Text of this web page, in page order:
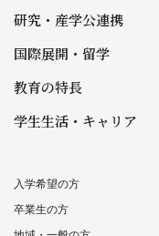
研究・産学公連携
国際展開・留学
教育の特長
学生生活・キャリア
入学希望の方
卒業生の方